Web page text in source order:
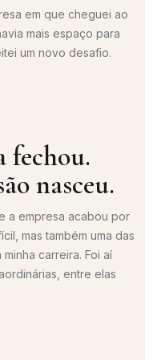
em que cheguei ao
mais espaço para
um novo desafio.
fechou.
nasceu.
a empresa acabou por
mas também uma das
carreira. Foi aí
entre elas